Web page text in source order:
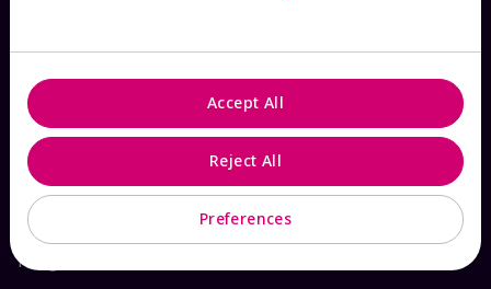
Ver estado del pedido
Contáctanos
Catálogos interactivos
Preguntas frecuentes
Preferences
Reject All
Accept All